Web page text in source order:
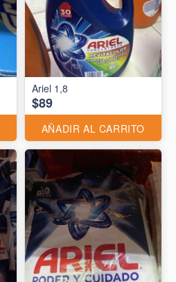
Ariel 1,8
$89
AÑADIR AL CARRITO